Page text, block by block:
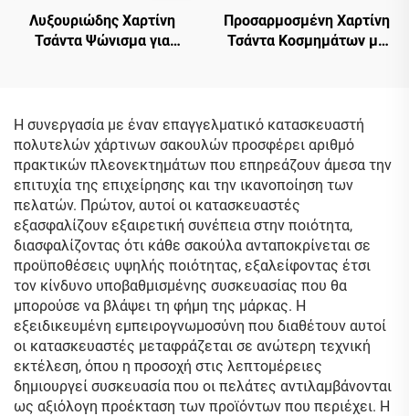
Λυξουριώδης Χαρτίνη
Τσάντα Ψώνισμα για
Δώρου, Τσάντα Μπουτίκ,
Υψηλής Ποιότητας,
Οικολογική
Προσαρμοσμένη Χαρτίνη
Τσάντα
Προσαρμοσμένη Χαρτίνη
Τσάντα Κοσμημάτων με
Χαρτίνη Τσάντα Ψώνισμα
Η συνεργασία με έναν επαγγελματικό κατασκευαστή
πολυτελών χάρτινων σακουλών προσφέρει αριθμό
πρακτικών πλεονεκτημάτων που επηρεάζουν άμεσα την
επιτυχία της επιχείρησης και την ικανοποίηση των
πελατών. Πρώτον, αυτοί οι κατασκευαστές
εξασφαλίζουν εξαιρετική συνέπεια στην ποιότητα,
διασφαλίζοντας ότι κάθε σακούλα ανταποκρίνεται σε
προϋποθέσεις υψηλής ποιότητας, εξαλείφοντας έτσι
τον κίνδυνο υποβαθμισμένης συσκευασίας που θα
μπορούσε να βλάψει τη φήμη της μάρκας. Η
εξειδικευμένη εμπειρογνωμοσύνη που διαθέτουν αυτοί
οι κατασκευαστές μεταφράζεται σε ανώτερη τεχνική
εκτέλεση, όπου η προσοχή στις λεπτομέρειες
δημιουργεί συσκευασία που οι πελάτες αντιλαμβάνονται
ως αξιόλογη προέκταση των προϊόντων που περιέχει. Η